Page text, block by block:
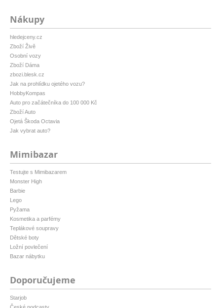
Nákupy
hledejceny.cz
Zboží Živě
Osobní vozy
Zboží Dáma
zbozi.blesk.cz
Jak na prohlídku ojetého vozu?
HobbyKompas
Auto pro začátečníka do 100 000 Kč
Zboží Auto
Ojetá Škoda Octavia
Jak vybrat auto?
Mimibazar
Testujte s Mimibazarem
Monster High
Barbie
Lego
Pyžama
Kosmetika a parfémy
Teplákové soupravy
Dětské boty
Ložní povlečení
Bazar nábytku
Doporučujeme
Starjob